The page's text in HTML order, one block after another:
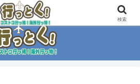
き家族がイチ押商品紹介！！
検索